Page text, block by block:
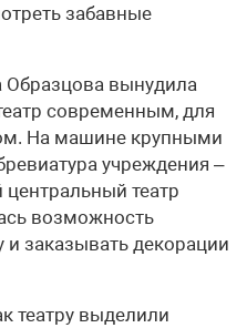
забавные
Образцова вынудила
современным, для
На машине крупными
учреждения –
театр
возможность
и заказывать декорации
театру выделили